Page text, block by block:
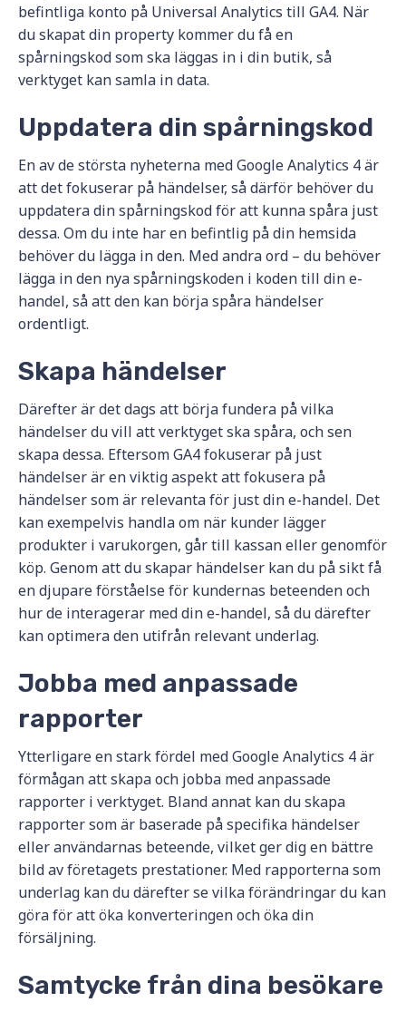
befintliga konto på Universal Analytics till GA4. När
du skapat din property kommer du få en
spårningskod som ska läggas in i din butik, så
verktyget kan samla in data.
Uppdatera din spårningskod
En av de största nyheterna med Google Analytics 4 är
att det fokuserar på händelser, så därför behöver du
uppdatera din spårningskod för att kunna spåra just
dessa. Om du inte har en befintlig på din hemsida
behöver du lägga in den. Med andra ord – du behöver
lägga in den nya spårningskoden i koden till din e-
handel, så att den kan börja spåra händelser
ordentligt.
Skapa händelser
Därefter är det dags att börja fundera på vilka
händelser du vill att verktyget ska spåra, och sen
skapa dessa. Eftersom GA4 fokuserar på just
händelser är en viktig aspekt att fokusera på
händelser som är relevanta för just din e-handel. Det
kan exempelvis handla om när kunder lägger
produkter i varukorgen, går till kassan eller genomför
köp. Genom att du skapar händelser kan du på sikt få
en djupare förståelse för kundernas beteenden och
hur de interagerar med din e-handel, så du därefter
kan optimera den utifrån relevant underlag.
Jobba med anpassade
rapporter
Ytterligare en stark fördel med Google Analytics 4 är
förmågan att skapa och jobba med anpassade
rapporter i verktyget. Bland annat kan du skapa
rapporter som är baserade på specifika händelser
eller användarnas beteende, vilket ger dig en bättre
bild av företagets prestationer. Med rapporterna som
underlag kan du därefter se vilka förändringar du kan
göra för att öka konverteringen och öka din
försäljning.
Samtycke från dina besökare